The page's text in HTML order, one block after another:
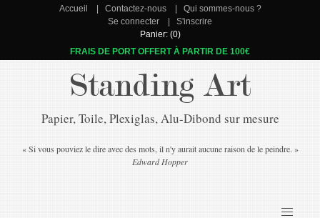
Accueil Contactez-nous
Qui sommes-nous ?
Se connecter
S'inscrire
Panier: (0)
FRAIS DE PORT OFFERT À PARTIR DE 100€
Standing Art
Papier, Toile, Plexiglas, Alu-Dibond sur mesure
« Si vous pouviez le dire avec des mots, il n'y aurait aucune raison de le peindre. »
Edward Hopper